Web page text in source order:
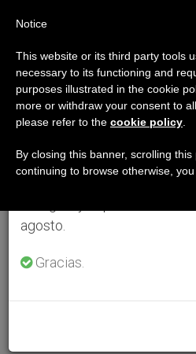
Aviso importante
Del 27 de julio al 7 de
anual, aprovechando que en
se generan menos
agosto.
Gracias.
Notice
This website or its third party tools
necessary to its functioning and
purposes illustrated in the cookie
more or withdraw your consent to
please refer to the cookie policy
By closing this banner, scrolling
continuing to browse otherwise,